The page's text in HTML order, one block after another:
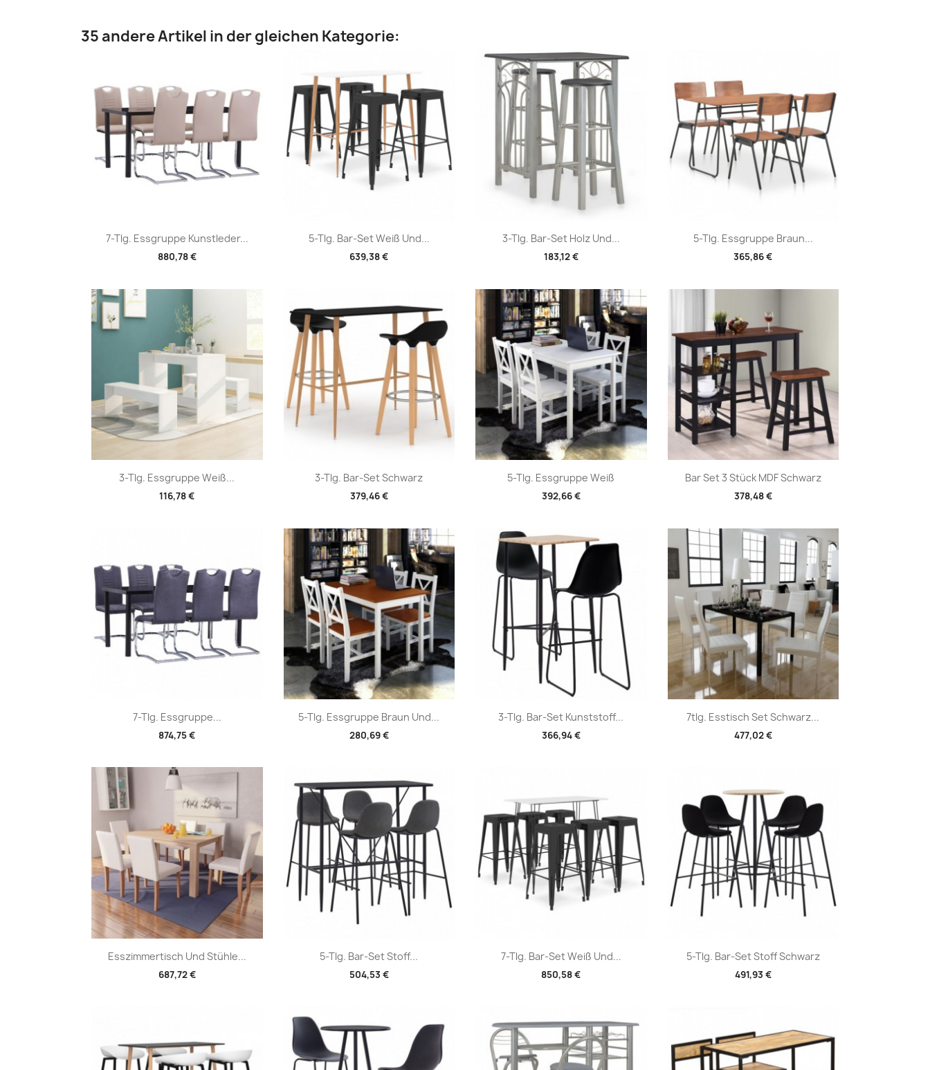
35 andere Artikel in der gleichen Kategorie:
7-Tlg. Essgruppe Kunstleder...
880,78 €
Vorschau 5-Tlg. Bar-Set Weiß Und...
639,38 €
Vorschau 3-Tlg. Bar-Set Holz Und...
183,12 €
Vorschau 5-Tlg. Essgruppe Braun...
365,86 €
Vorschau
3-Tlg. Essgruppe Weiß...
116,78 €
Vorschau 3-Tlg. Bar-Set Schwarz
379,46 €
Vorschau 5-Tlg. Essgruppe Weiß
392,66 €
Vorschau Bar Set 3 Stück MDF Schwarz
378,48 €
Vorschau
7-Tlg. Essgruppe...
874,75 €
 Vorschau 5-Tlg. Essgruppe Braun Und...
280,69 €
Vorschau 3-Tlg. Bar-Set Kunststoff...
366,94 €
Vorschau 7tlg. Esstisch Set Schwarz...
477,02 €
Vorschau
Esszimmertisch Und Stühle...
687,72 €
Vorschau 5-Tlg. Bar-Set Stoff...
504,53 €
Vorschau 7-Tlg. Bar-Set Weiß Und...
850,58 €
Vorschau 5-Tlg. Bar-Set Stoff Schwarz
491,93 €
Vorschau